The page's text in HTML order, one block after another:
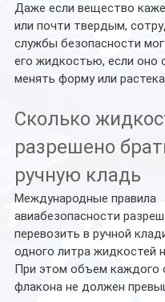
Даже если вещество
или почти твердым,
службы безопасности
его жидкостью, если оно
менять форму или
Сколько
разрешено
ручную кладь
Международные правила
авиабезопасности
перевозить в ручной
одного литра жидкостей
При этом объем каждого
флакона не должен